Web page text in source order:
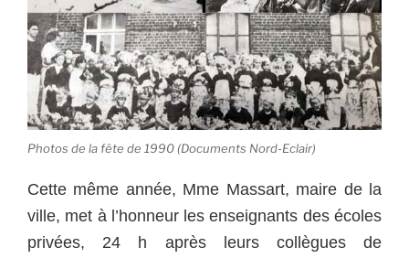
Photos de la fête de 1990 (Documents Nord-Eclair)
Cette même année, Mme Massart, maire de la
ville, met à l’honneur les enseignants des écoles
privées, 24 h après leurs collègues de